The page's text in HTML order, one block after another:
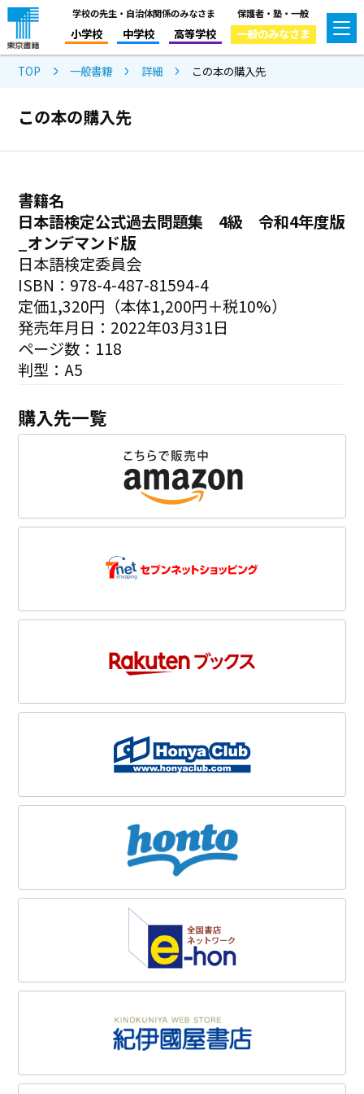
学校の先生・自治体関係のみなさま
小学校 中学校 高等学校
保護者・塾・一般
一般のみなさま
TOP 一般書籍 詳細 この本の購入先
この本の購入先
書籍名
日本語検定公式過去問題集 4級 令和4年度版
_オンデマンド版
日本語検定委員会
ISBN：978-4-487-81594-4
定価1,320円（本体1,200円＋税10%）
発売年月日：2022年03月31日
ページ数：118
判型：A5
購入先一覧